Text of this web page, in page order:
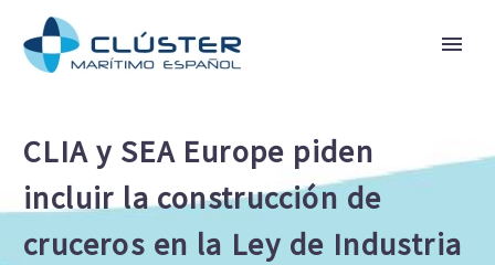
CLIA y SEA Europe piden
incluir la construcción de
cruceros en la Ley de Industria